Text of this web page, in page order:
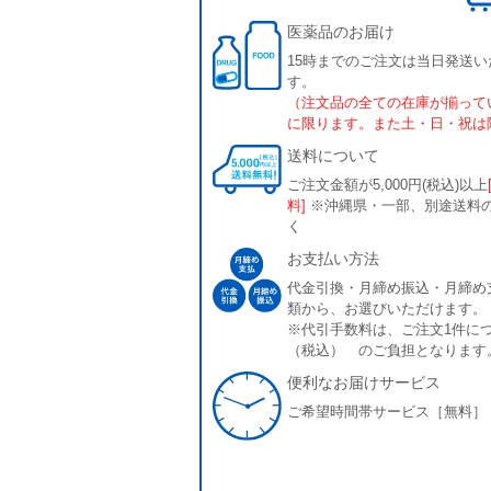
医薬品のお届け
15時までのご注文は当日発送
す。
（注文品の全ての在庫が揃っ
に限ります。また土・日・祝は
送料について
ご注文金額が5,000円(税込)以上
料] ※沖縄県・一部、別途送料
く
お支払い方法
代金引換・月締め振込・月締め
類から、お選びいただけます。
※代引手数料は、ご注文1件に
（税込） のご負担となります
便利なお届けサービス
ご希望時間帯サービス［無料］